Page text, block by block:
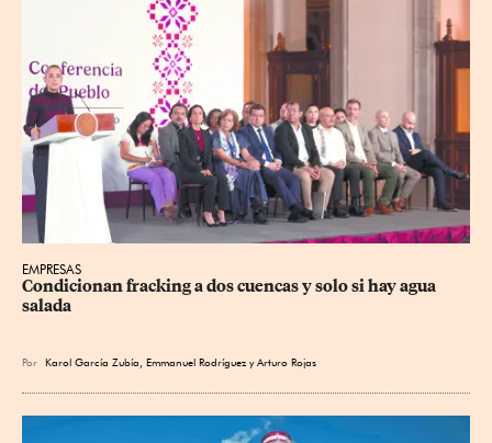
EMPRESAS
Condicionan fracking a dos cuencas y solo si hay agua
salada
Por Karol García Zubía Emmanuel Rodríguez yArturo Rojas